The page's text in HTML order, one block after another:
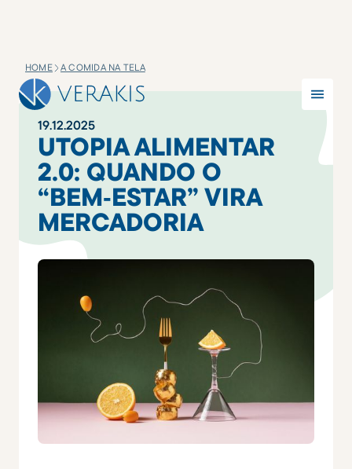
HOME A COMIDA NA TELA
19.12.2025
UTOPIA ALIMENTAR
2.0: QUANDO O
“BEM‑ESTAR” VIRA
MERCADORIA